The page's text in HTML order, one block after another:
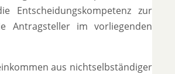
Entscheidungskompetenz zur
Antragsteller im vorliegenden
aus nichtselbständiger